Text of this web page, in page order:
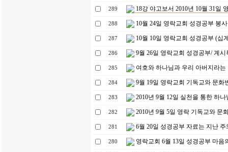
289 18강 야고보서 2010년 10월 31일
288 10월 24일 영락교회 성경공부 봉
287 10월 10일 영락교회 성경공부 (십
286 9월 26일 영락교회 성경공부/ 계시
285 여호와 하나님과 우리 아버지라는
284 9월 19일 영락교회 기독교와 문화
283 2010년 9월 12일 실천을 통한 하
282 2010년 9월 5일 영락 기독교와 문
281 6월 20일 성경공부 자료는 지난
280 영락교회 6월 13일 성경공부 마음